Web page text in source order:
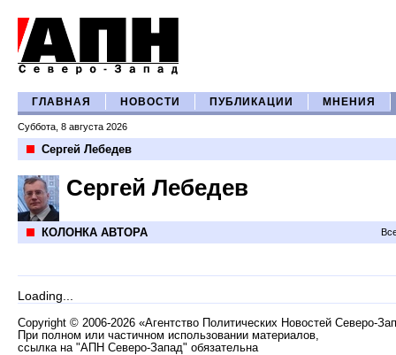
ГЛАВНАЯ НОВОСТИ ПУБЛИКАЦИИ МНЕНИЯ
Суббота, 8 августа 2026
Сергей Лебедев
Сергей Лебедев
КОЛОНКА АВТОРА
Loading...
Copyright © 2006-2026 «Агентство Политических Новостей Северо-
При полном или частичном использовании материалов,
ссылка на "АПН Северо-Запад" обязательна